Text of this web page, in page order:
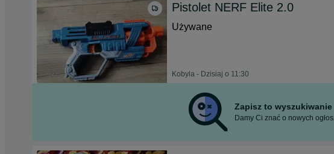
Pistolet NERF Elite 2.0
Używane
Kobyla - Dzisiaj o 11:30
Zapisz to wyszukiwanie
Damy Ci znać o nowych